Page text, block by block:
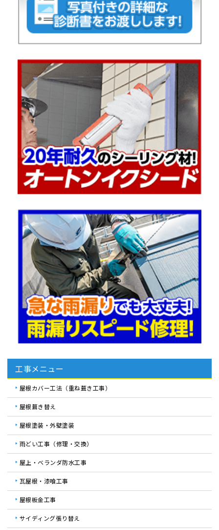
工事メニュー
屋根カバー工法（重ね葺き工事）
屋根葺き替え
屋根塗装・外壁塗装
雨どい工事（修理・交換）
屋上・ベランダ防水工事
瓦屋根・漆喰工事
屋根板金工事
サイディング張り替え